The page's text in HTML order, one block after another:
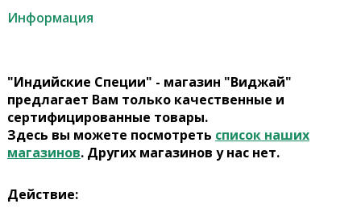
Информация
"Индийские Специи" - магазин "Виджай"
предлагает Вам только качественные и
сертифицированные товары.
Здесь вы можете посмотреть список наших
магазинов. Других магазинов у нас нет.
Действие: